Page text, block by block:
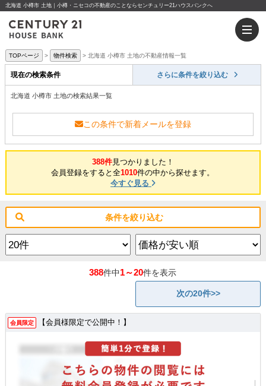
北海道 小樽市 土地｜小樽・ニセコの不動産のことならセンチュリー21ハウスバンクへ
TOPページ 物件検索 北海道 小樽市 土地の不動産情報一覧
現在の検索条件 さらに条件を絞り込む
北海道 小樽市 土地の検索結果一覧
この条件で新着メールを登録
388件見つかりました！
会員登録をすると全1010件の中から探せます。
今すぐ見る
条件を絞り込む
388件中1～20件を表示
次の20件>>
会員限定 【会員様限定で公開中！】